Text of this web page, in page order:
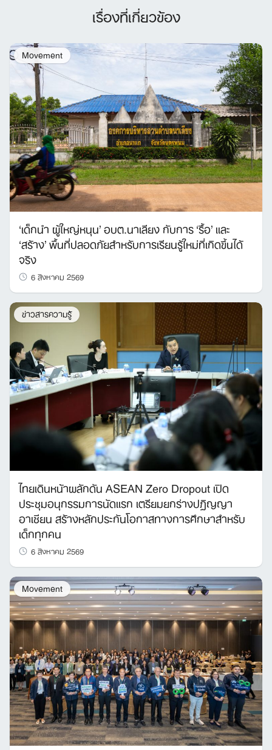
เรื่องที่เกี่ยวข้อง
Movement
‘เด็กนำ ผู้ใหญ่หนุน’ อบต.นาเลียง กับการ ‘รื้อ’ และ
‘สร้าง’ พื้นที่ปลอดภัยสำหรับการเรียนรู้ใหม่ที่เกิดขึ้นได้
จริง
6 สิงหาคม 2569
ข่าวสารความรู้
ไทยเดินหน้าผลักดัน ASEAN Zero Dropout เปิด
ประชุมอนุกรรมการนัดแรก เตรียมยกร่างปฏิญญา
อาเซียน สร้างหลักประกันโอกาสทางการศึกษาสำหรับ
เด็กทุกคน
6 สิงหาคม 2569
Movement